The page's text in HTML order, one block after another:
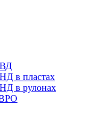
в пластах
в рулонах